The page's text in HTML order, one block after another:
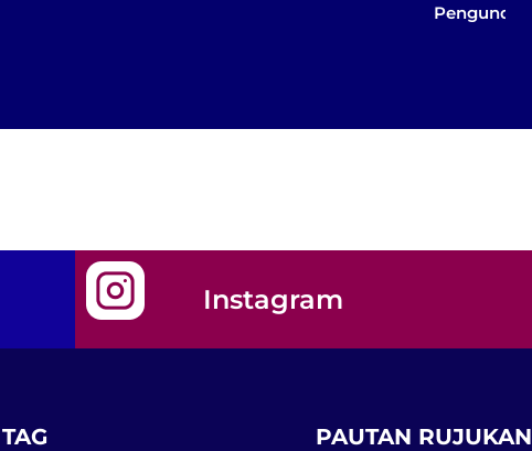
Pengundi
Instagram
TAG PAUTAN RUJUKAN